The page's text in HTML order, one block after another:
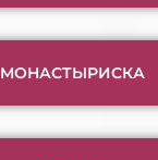
МОНАСТЫРИСКА